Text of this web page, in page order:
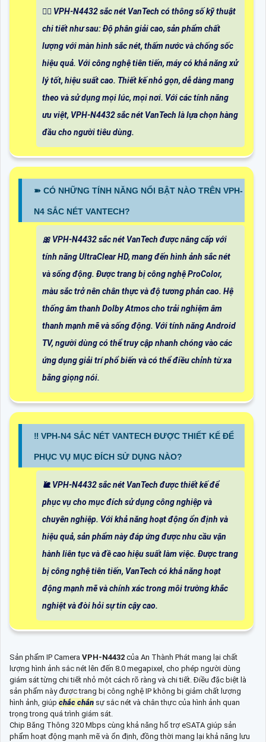
🙆‍♀️ VPH-N4432 sắc nét VanTech có thông số kỹ thuật
chi tiết như sau: Độ phân giải cao, sản phẩm chất
lượng với màn hình sắc nét, thấm nước và chống sốc
hiệu quả. Với công nghệ tiên tiến, máy có khả năng xử
lý tốt, hiệu suất cao. Thiết kế nhỏ gọn, dễ dàng mang
theo và sử dụng mọi lúc, mọi nơi. Với các tính năng
ưu việt, VPH-N4432 sắc nét VanTech là lựa chọn hàng
đầu cho người tiêu dùng.
➽ CÓ NHỮNG TÍNH NĂNG NỔI BẬT NÀO TRÊN VPH-
N4 SẮC NÉT VANTECH?
🎀 VPH-N4432 sắc nét VanTech được nâng cấp với
tính năng UltraClear HD, mang đến hình ảnh sắc nét
và sống động. Được trang bị công nghệ ProColor,
màu sắc trở nên chân thực và độ tương phản cao. Hệ
thống âm thanh Dolby Atmos cho trải nghiệm âm
thanh mạnh mẽ và sống động. Với tính năng Android
TV, người dùng có thể truy cập nhanh chóng vào các
ứng dụng giải trí phổ biến và có thể điều chỉnh từ xa
bằng giọng nói.
‼️ VPH-N4 SẮC NÉT VANTECH ĐƯỢC THIẾT KẾ ĐỂ
PHỤC VỤ MỤC ĐÍCH SỬ DỤNG NÀO?
🐌 VPH-N4432 sắc nét VanTech được thiết kế để
phục vụ cho mục đích sử dụng công nghiệp và
chuyên nghiệp. Với khả năng hoạt động ổn định và
hiệu quả, sản phẩm này đáp ứng được nhu cầu vận
hành liên tục và đề cao hiệu suất làm việc. Được trang
bị công nghệ tiên tiến, VanTech có khả năng hoạt
động mạnh mẽ và chính xác trong môi trường khắc
nghiệt và đòi hỏi sự tin cậy cao.
Sản phẩm IP Camera VPH-N4432 của An Thành Phát mang lại chất
lượng hình ảnh sắc nét lên đến 8.0 megapixel, cho phép người dùng
giám sát từng chi tiết nhỏ một cách rõ ràng và chi tiết. Điều đặc biệt là
sản phẩm này được trang bị công nghệ IP không bị giảm chất lượng
hình ảnh, giúp chắc chắn sự sắc nét và chân thực của hình ảnh quan
trọng trong quá trình giám sát.
Chip Băng Thông 320 Mbps cùng khả năng hổ trợ eSATA giúp sản
phẩm hoạt động mạnh mẽ và ổn định, đồng thời mang lại khả năng lưu